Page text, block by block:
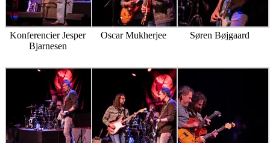
Konferencier Jesper
Bjarnesen
Oscar Mukherjee Søren Bøjgaard